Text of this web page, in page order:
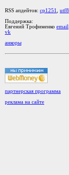
RSS апдейтов: cp1251
utf8
Поддержка:
Евгений Трофименко email
vk
анкоры
партнерская программа
реклама на сайте